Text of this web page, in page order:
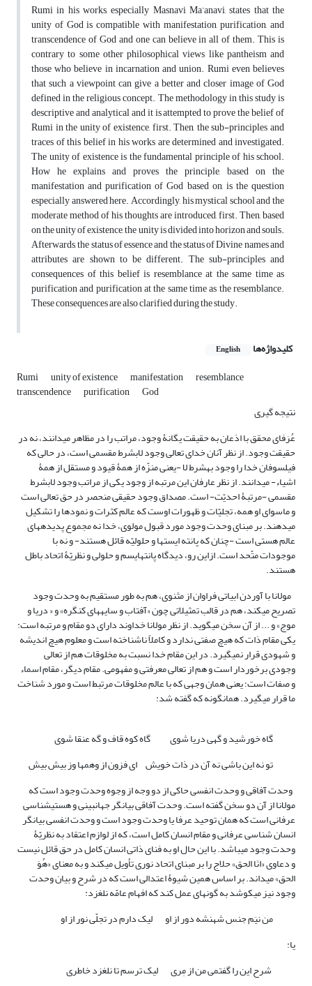
Rumi in his works, especially Masnavi Ma’anavi, states that the
unity of God is compatible with manifestation, purification, and
transcendence of God and one can believe in all of them. This is
contrary to some other philosophical views like pantheism and
those who believe in incarnation and union. Rumi even believes
that such a viewpoint can give a better and closer image of God
defined in the religious concept. The methodology in this study is
descriptive and analytical and it is attempted to prove the belief of
Rumi in the unity of existence, first. Then, the sub-principles and
traces of this belief in his works are determined and investigated.
The unity of existence is the fundamental principle of his school.
How he explains and proves the principle, based on the
manifestation and purification of God based on, is the question
especially answered here. Accordingly, his mystical school and the
moderate method of his thoughts are introduced, first. Then, based
on the unity of existence, the unity is divided into horizon and souls.
Afterwards, the status of essence and the status of Divine names and
attributes are shown to be different. The sub-principles and
consequences of this belief is resemblance at the same time as
purification and purification at the same time as the resemblance.
These consequences are also clarified during the study.
کلیدواژه‌ها English
Rumi unity of existence manifestation resemblance
transcendence purification
God
نتیجه­ گیری
عُرَفای محقق با اذعان به حقیقت یگانۀ وجود، مراتب را در مظاهر می­دانند، نه در
حقیقت وجود. از نظر آنان خدای تعالی وجود لابشرط مقسمی است، در حالی که
فیلسوفان خدا را وجود به­شرط لا -یعنی منزّه از همۀ قیود و مستقل از همۀ
اشیاء- می­دانند. از نظر عارفان این مرتبه از وجود یکی از مراتب وجود لابشرط
مقسمی -مرتبۀ احدیّت- است. مصداق وجود حقیقی منحصر در حق تعالی است
و ماسوای او همه، تجلیّات و ظهورات اوست که عالم کثرات و نمودها را تشکیل
می­دهند. بر مبنای وحدت وجود مورد قبول مولوی، خدا نه مجموع پدیده­های
عالم هستی است -چنان که پانته ایست­ها و حلولیّه قائل هستند- و نه با
موجودات متّحد است. ازاین رو، دیدگاه پانته­ایسم و حلولی و نظریّۀ اتحاد باطل
هستند.
مولانا با آوردن ابیاتی فراوان از مثنوی، هم به طور مستقیم به وحدت وجود
تصریح می­کند، هم در قالب تمثیلاتی چون «آفتاب و سایه­های کنگره» و « دریا و
موج» و ... از آن سخن می­گوید. از نظر مولانا خداوند دارای دو مقام و مرتبه است:
یکی مقام ذات که هیچ صفتی ندارد و کاملاً ناشناخته است و معلوم هیچ اندیشه
و شهودی قرار نمی­گیرد. در این مقام خدا نسبت به مخلوقات هم از تعالی
وجودی برخوردار است و هم از تعالی معرفتی و مفهومی. مقام دیگر، مقام اسماء
و صفات است؛ یعنی همان وجهی که با عالم مخلوقات مرتبط است و مورد شناخت
ما قرار می­گیرد. همان­گونه که گفته شد:
گاه خورشید و گهی دریا شوی گاه کوه قاف و گه عنقا شوی
تو نه این باشی نه آن در ذات خویش ای فزون از وهم­ها وز بیش بیش
وحدت آفاقی و وحدت انفسی حاکی از دو وجه از وجوه وحدت وجود است که
مولانا از آن دو سخن گفته است. وحدت آفاقی بیانگر جهان­بینی و هستی­شناسی
عرفانی است که همان توحید عرفا یا وحدت وجود است و وحدت انفسی بیانگر
انسان شناسی عرفانی و مقام انسان کامل است، که از لوازم اعتقاد به نظریّۀ
وحدت وجود می­باشد. با این حال او به فنای ذاتی انسان کامل در حق قائل نیست
و دعاوی «انَا الحق» حلاج را بر مبنای اتحاد نوری تأویل می­کند و به معنای «هُوَ
الحق» می­داند. بر اساس همین شیوۀ اعتدالی است که در شرح و بیان وحدت
وجود نیز می­کوشد به گونه­ای عمل کند که افهام عامّه نلغزد:
من نیَم جنس شهنشه دور از او لیک دارم در تجلّی نور از او
یا:
شرح این را گفتمی من از مِری لیک ترسم تا نلغزد خاطری